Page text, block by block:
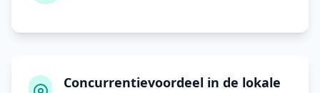
Concurrentievoordeel in de lokale